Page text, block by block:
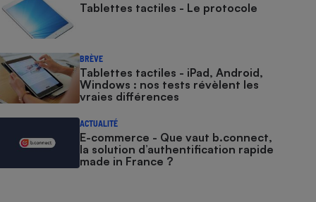
Tablettes tactiles - Le protocole
BRÈVE
Tablettes tactiles - iPad, Android,
Windows : nos tests révèlent les
vraies différences
ACTUALITÉ
E-commerce - Que vaut b.connect,
la solution d’authentification rapide
made in France ?